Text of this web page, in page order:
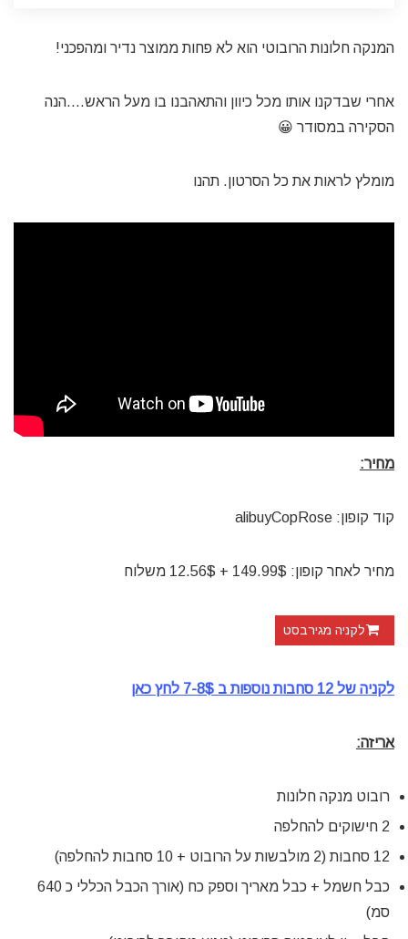
המנקה חלונות הרובוטי הוא לא פחות ממוצר נדיר ומהפכני!
אחרי שבדקנו אותו מכל כיוון והתאהבנו בו מעל הראש….הנה
הסקירה במסודר 😀
מומלץ לראות את כל הסרטון. תהנו
מחיר:
קוד קופון: alibuyCopRose
מחיר לאחר קופון: 149.99$ + 12.56$ משלוח
לקניה מגירבסט
לקניה של 12 סחבות נוספות ב 7-8$ לחץ כאן
אריזה:
רובוט מנקה חלונות
2 חישוקים להחלפה
12 סחבות (2 מולבשות על הרובוט + 10 סחבות להחלפה)
כבל חשמל + כבל מאריך וספק כח (אורך הכבל הכללי כ 640
סמ)